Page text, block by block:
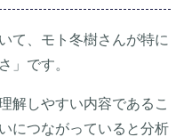
て、モト冬樹さんが特に
」です。
解しやすい内容であるこ
につながっていると分析